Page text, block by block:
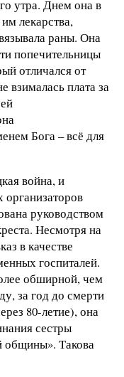
утра. Днем она в
лекарства,
раны. Она
попечительницы
отличался от
взималась плата за
Бога – всё для
война, и
руководством
Несмотря на
в качестве
госпиталей.
обширной, чем
за год до смерти
80-летие), она
сестры
общины». Такова